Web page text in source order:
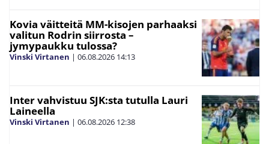
Kovia väitteitä MM-kisojen parhaaksi
valitun Rodrin siirrosta –
jymypaukku tulossa?
Vinski Virtanen | 06.08.2026 14:13
Inter vahvistuu SJK:sta tutulla Lauri
Laineella
Vinski Virtanen | 06.08.2026 12:38